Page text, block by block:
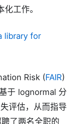
工作。
library for
Risk (FAIR)
于 lognormal 分
评估，从而指导
了两名全职的